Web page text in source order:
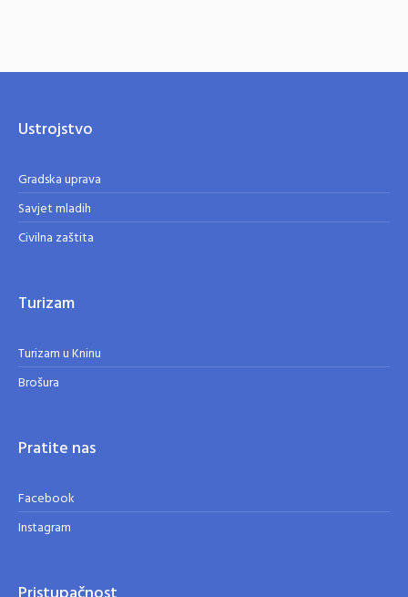
Ustrojstvo
Gradska uprava
Savjet mladih
Civilna zaštita
Turizam
Turizam u Kninu
Brošura
Pratite nas
Facebook
Instagram